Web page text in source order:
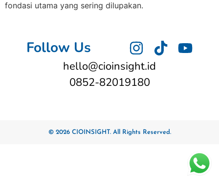
fondasi utama yang sering dilupakan.
Follow Us
hello@cioinsight.id
0852-82019180
© 2026 CIOINSIGHT. All Rights Reserved.